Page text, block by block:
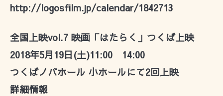
http://logosfilm.jp/calendar/1842713
全国上映vol.7 映画「はたらく」つくば上映
2018年5月19日(土)11:00 14:00
つくばノバホール 小ホールにて2回上映
詳細情報